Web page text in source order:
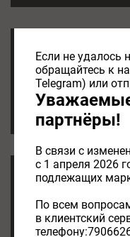
салонные
09.08.2026
салонные фильтры
kia sorento
08.08.2026
kia sorento салонный
Если не удалось
обращайтесь к
Telegram) или
партнёры!
В связи с
с 1 апреля 2026
подлежащих
По всем
в клиентский